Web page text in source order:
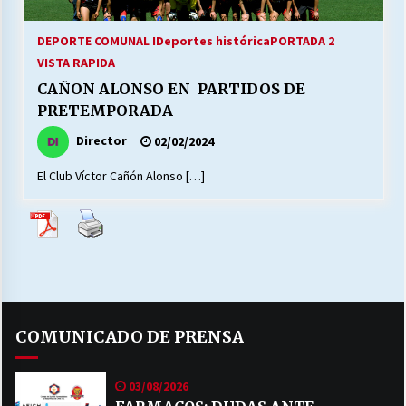
MUNICIPALIDAD, TRABAJADORES, CLIMA
13/07/2026
25/06/2026
MUNICIPALIDADES, HONORARIOS, DESPIDOS
28/05/2026
DEPORTE COMUNAL IDeportes históricaPORTADA 2
VISTA RAPIDA
CAÑON ALONSO EN PARTIDOS DE
PRETEMPORADA
Director 02/02/2024
El Club Víctor Cañón Alonso […]
COMUNICADO DE PRENSA
03/08/2026